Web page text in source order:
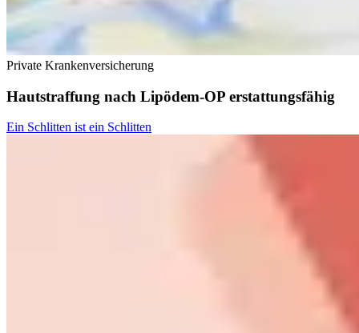
Private Krankenversicherung
Hautstraffung nach Lipödem-OP erstattungsfähig
Ein Schlitten ist ein Schlitten